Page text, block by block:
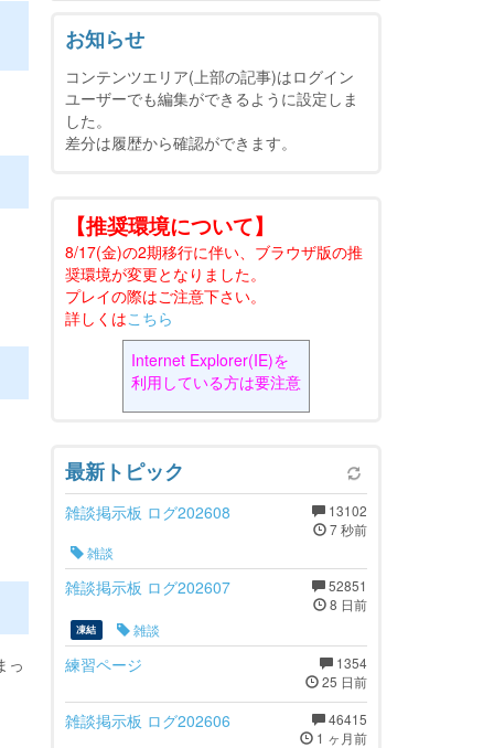
っ
お知らせ
コンテンツエリア(上部の記事)はログイン
ユーザーでも編集ができるように設定しま
した。
差分は履歴から確認ができます。
【推奨環境について】
8/17(金)の2期移行に伴い、ブラウザ版の推
奨環境が変更となりました。
プレイの際はご注意下さい。
詳しくはこちら
Internet Explorer(IE)を
利用している方は要注意
最新トピック
13102
7 秒前
雑談掲示板 ログ202608
雑談
52851
8 日前
雑談掲示板 ログ202607
凍結
雑談
1354
25 日前
練習ページ
46415
1 ヶ月前
雑談掲示板 ログ202606